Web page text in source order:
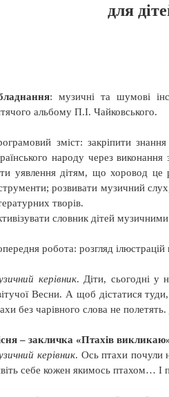
для д
: музичні та шумові
альбому П.І. Чайковського.
зміст: закріпити
народу через
уявлення дітям, що хоровод це
розвивати музичний
творів.
словник дітей
робота: розгляд
керівник. Діти, сьогодні у
Весни. А щоб дістатися
без чарівного слова не
– закличка «Птахів
керівник. Ось птахи почули
себе кожен якимось птахом… І